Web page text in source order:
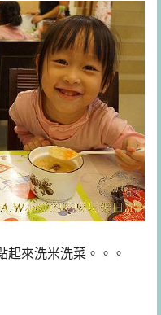
起來洗米洗菜。。。